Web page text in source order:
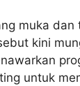
muka
kini
untuk